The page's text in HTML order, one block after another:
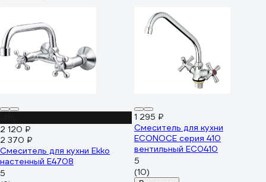
2 120 ₽
2 370 ₽
Смеситель для кухни Ekko
настенный E4708
5
1 295 ₽
Смеситель для кухни
ECONOCE серия 410
вентильный EC0410
5
(10)